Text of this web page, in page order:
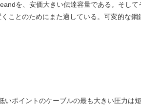
を、安価大きい伝達容量である。そして
ことのためにまた適している。可変的な鋼
いポイントのケーブルの最も大きい圧力は